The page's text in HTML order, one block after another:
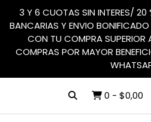
3 Y 6 CUOTAS SIN INTERES/ 20
BANCARIAS Y ENVIO
CON TU COMPRA SUPERIOR
COMPRAS POR MAYOR
0 - $0,00